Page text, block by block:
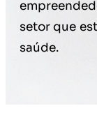
setor que
saúde.